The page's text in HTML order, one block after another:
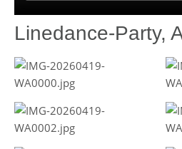
Linedance-Party,